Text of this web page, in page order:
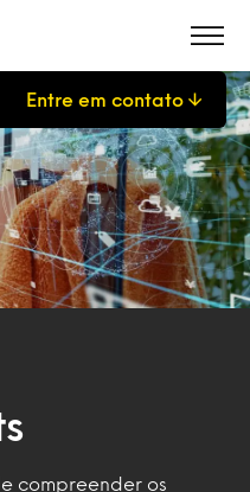
Entre em contato
compreender os